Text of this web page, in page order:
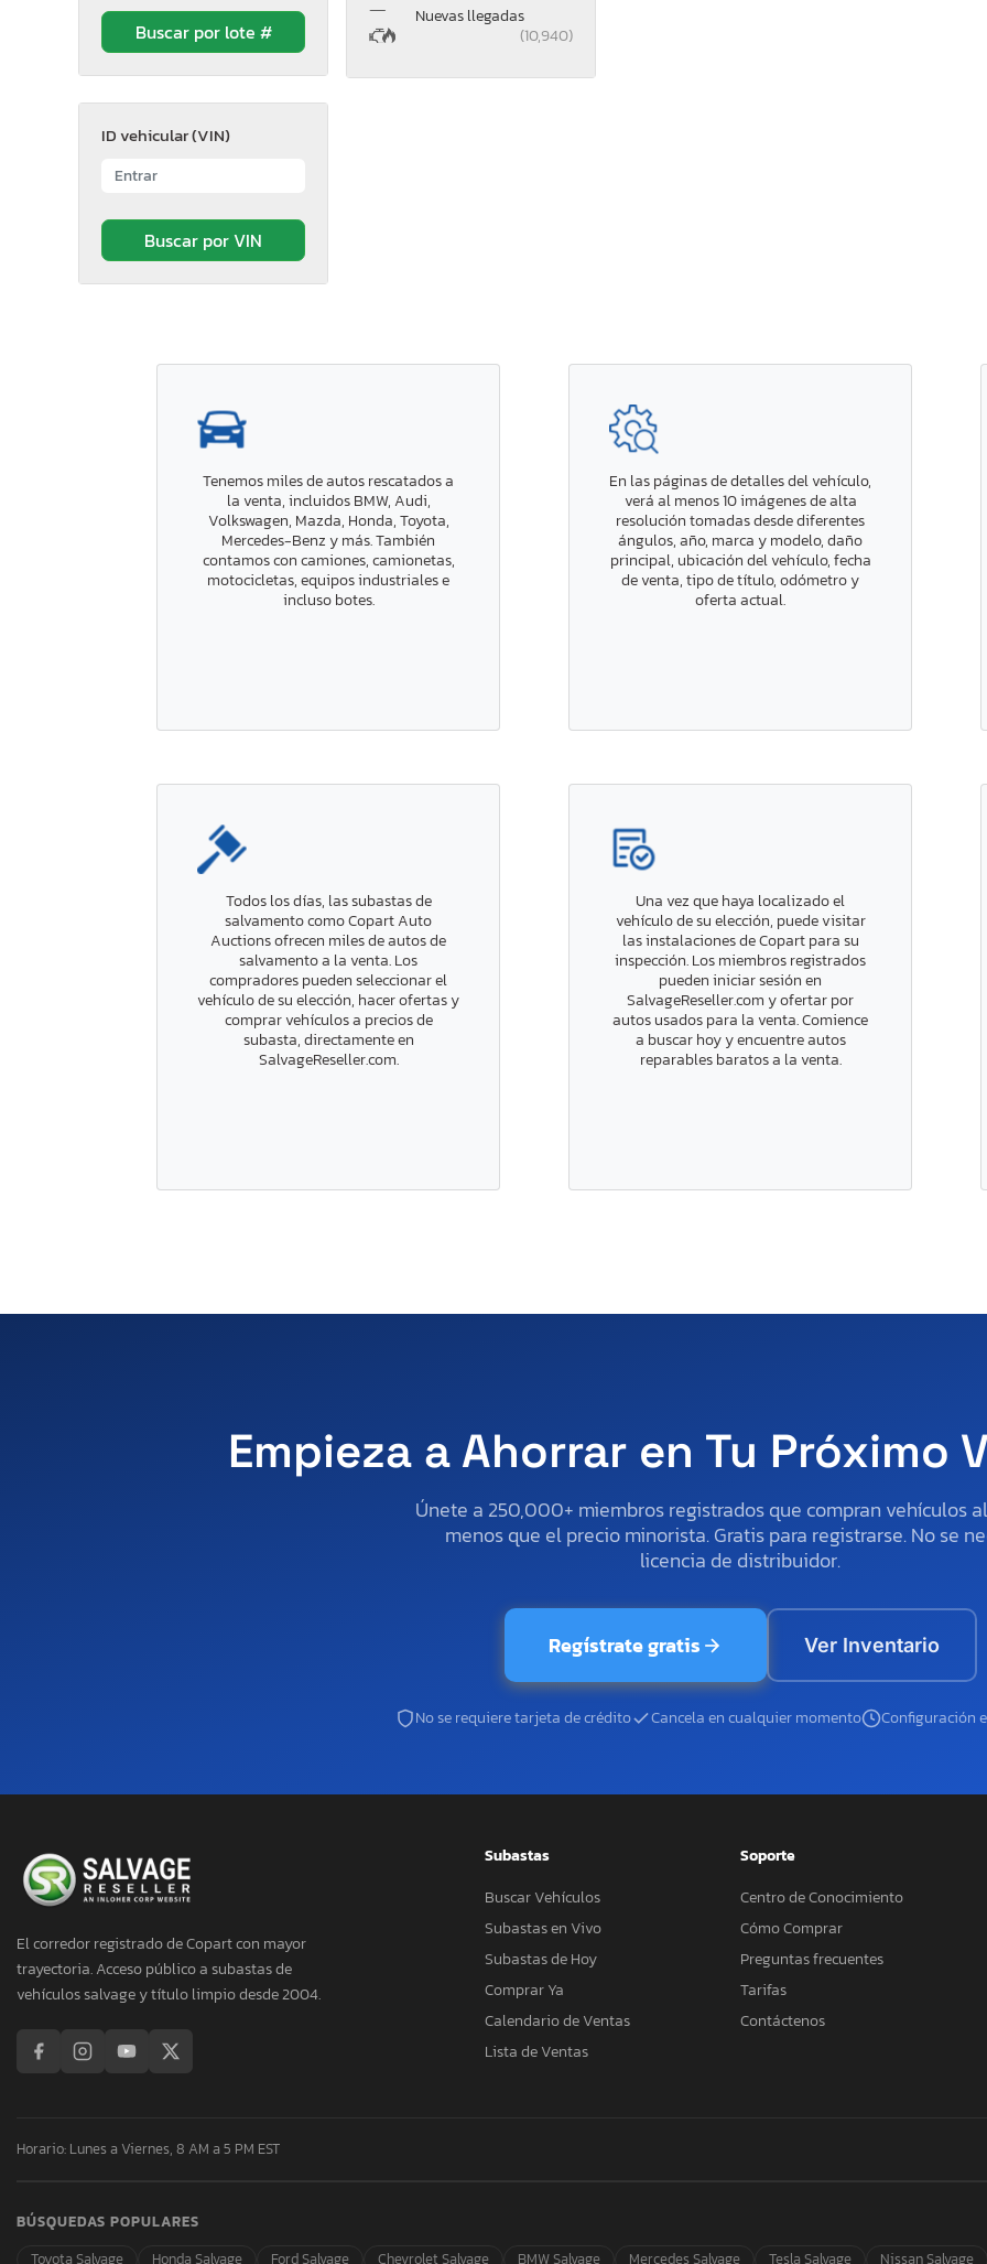
ID vehicular (VIN)
Nuevas llegadas
(10,940)
Tenemos miles de autos rescatados a
la venta, incluidos BMW, Audi,
Volkswagen, Mazda, Honda, Toyota,
Mercedes-Benz y más. También
contamos con camiones, camionetas,
motocicletas, equipos industriales e
incluso botes.
En las páginas de detalles del vehículo,
verá al menos 10 imágenes de alta
resolución tomadas desde diferentes
ángulos, año, marca y modelo, daño
principal, ubicación del vehículo, fecha
de venta, tipo de título, odómetro y
oferta actual.
Todos los días, las subastas de
salvamento como Copart Auto
Auctions ofrecen miles de autos de
salvamento a la venta. Los
compradores pueden seleccionar el
vehículo de su elección, hacer ofertas y
comprar vehículos a precios de
subasta, directamente en
SalvageReseller.com.
Una vez que haya localizado el
vehículo de su elección, puede visitar
las instalaciones de Copart para su
inspección. Los miembros registrados
pueden iniciar sesión en
SalvageReseller.com y ofertar por
autos usados para la venta. Comience
a buscar hoy y encuentre autos
reparables baratos a la venta.
Empieza a Ahorrar en Tu Próximo
Únete a 250,000+ miembros registrados que compran vehículos
menos que el precio minorista. Gratis para registrarse. No se
licencia de distribuidor.
Regístrate gratis Ver Inventario
No se requiere tarjeta de crédito Cancela en cualquier momento Configuración
El corredor registrado de Copart con mayor
trayectoria. Acceso público a subastas de
vehículos salvage y título limpio desde 2004.
Subastas
Buscar Vehículos
Subastas en Vivo
Subastas de Hoy
Comprar Ya
Calendario de Ventas
Lista de Ventas
Soporte
Centro de Conocimiento
Cómo Comprar
Preguntas frecuentes
Tarifas
Contáctenos
Horario: Lunes a Viernes, 8 AM a 5 PM EST
BÚSQUEDAS POPULARES
Toyota Salvage
Honda Salvage Ford Salvage Chevrolet Salvage BMW Salvage Mercedes Salvage Tesla Salvage Nissan Salvage